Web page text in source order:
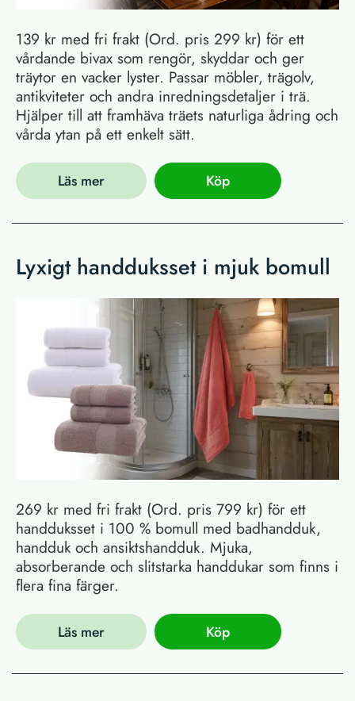
139 kr med fri frakt (Ord. pris 299 kr) för ett
vårdande bivax som rengör, skyddar och ger
träytor en vacker lyster. Passar möbler, trägolv,
antikviteter och andra inredningsdetaljer i trä.
Hjälper till att framhäva träets naturliga ådring och
vårda ytan på ett enkelt sätt.
Läs mer Köp
Lyxigt handduksset i mjuk bomull
269 kr med fri frakt (Ord. pris 799 kr) för ett
handduksset i 100 % bomull med badhandduk,
handduk och ansiktshandduk. Mjuka,
absorberande och slitstarka handdukar som finns i
flera fina färger.
Läs mer Köp